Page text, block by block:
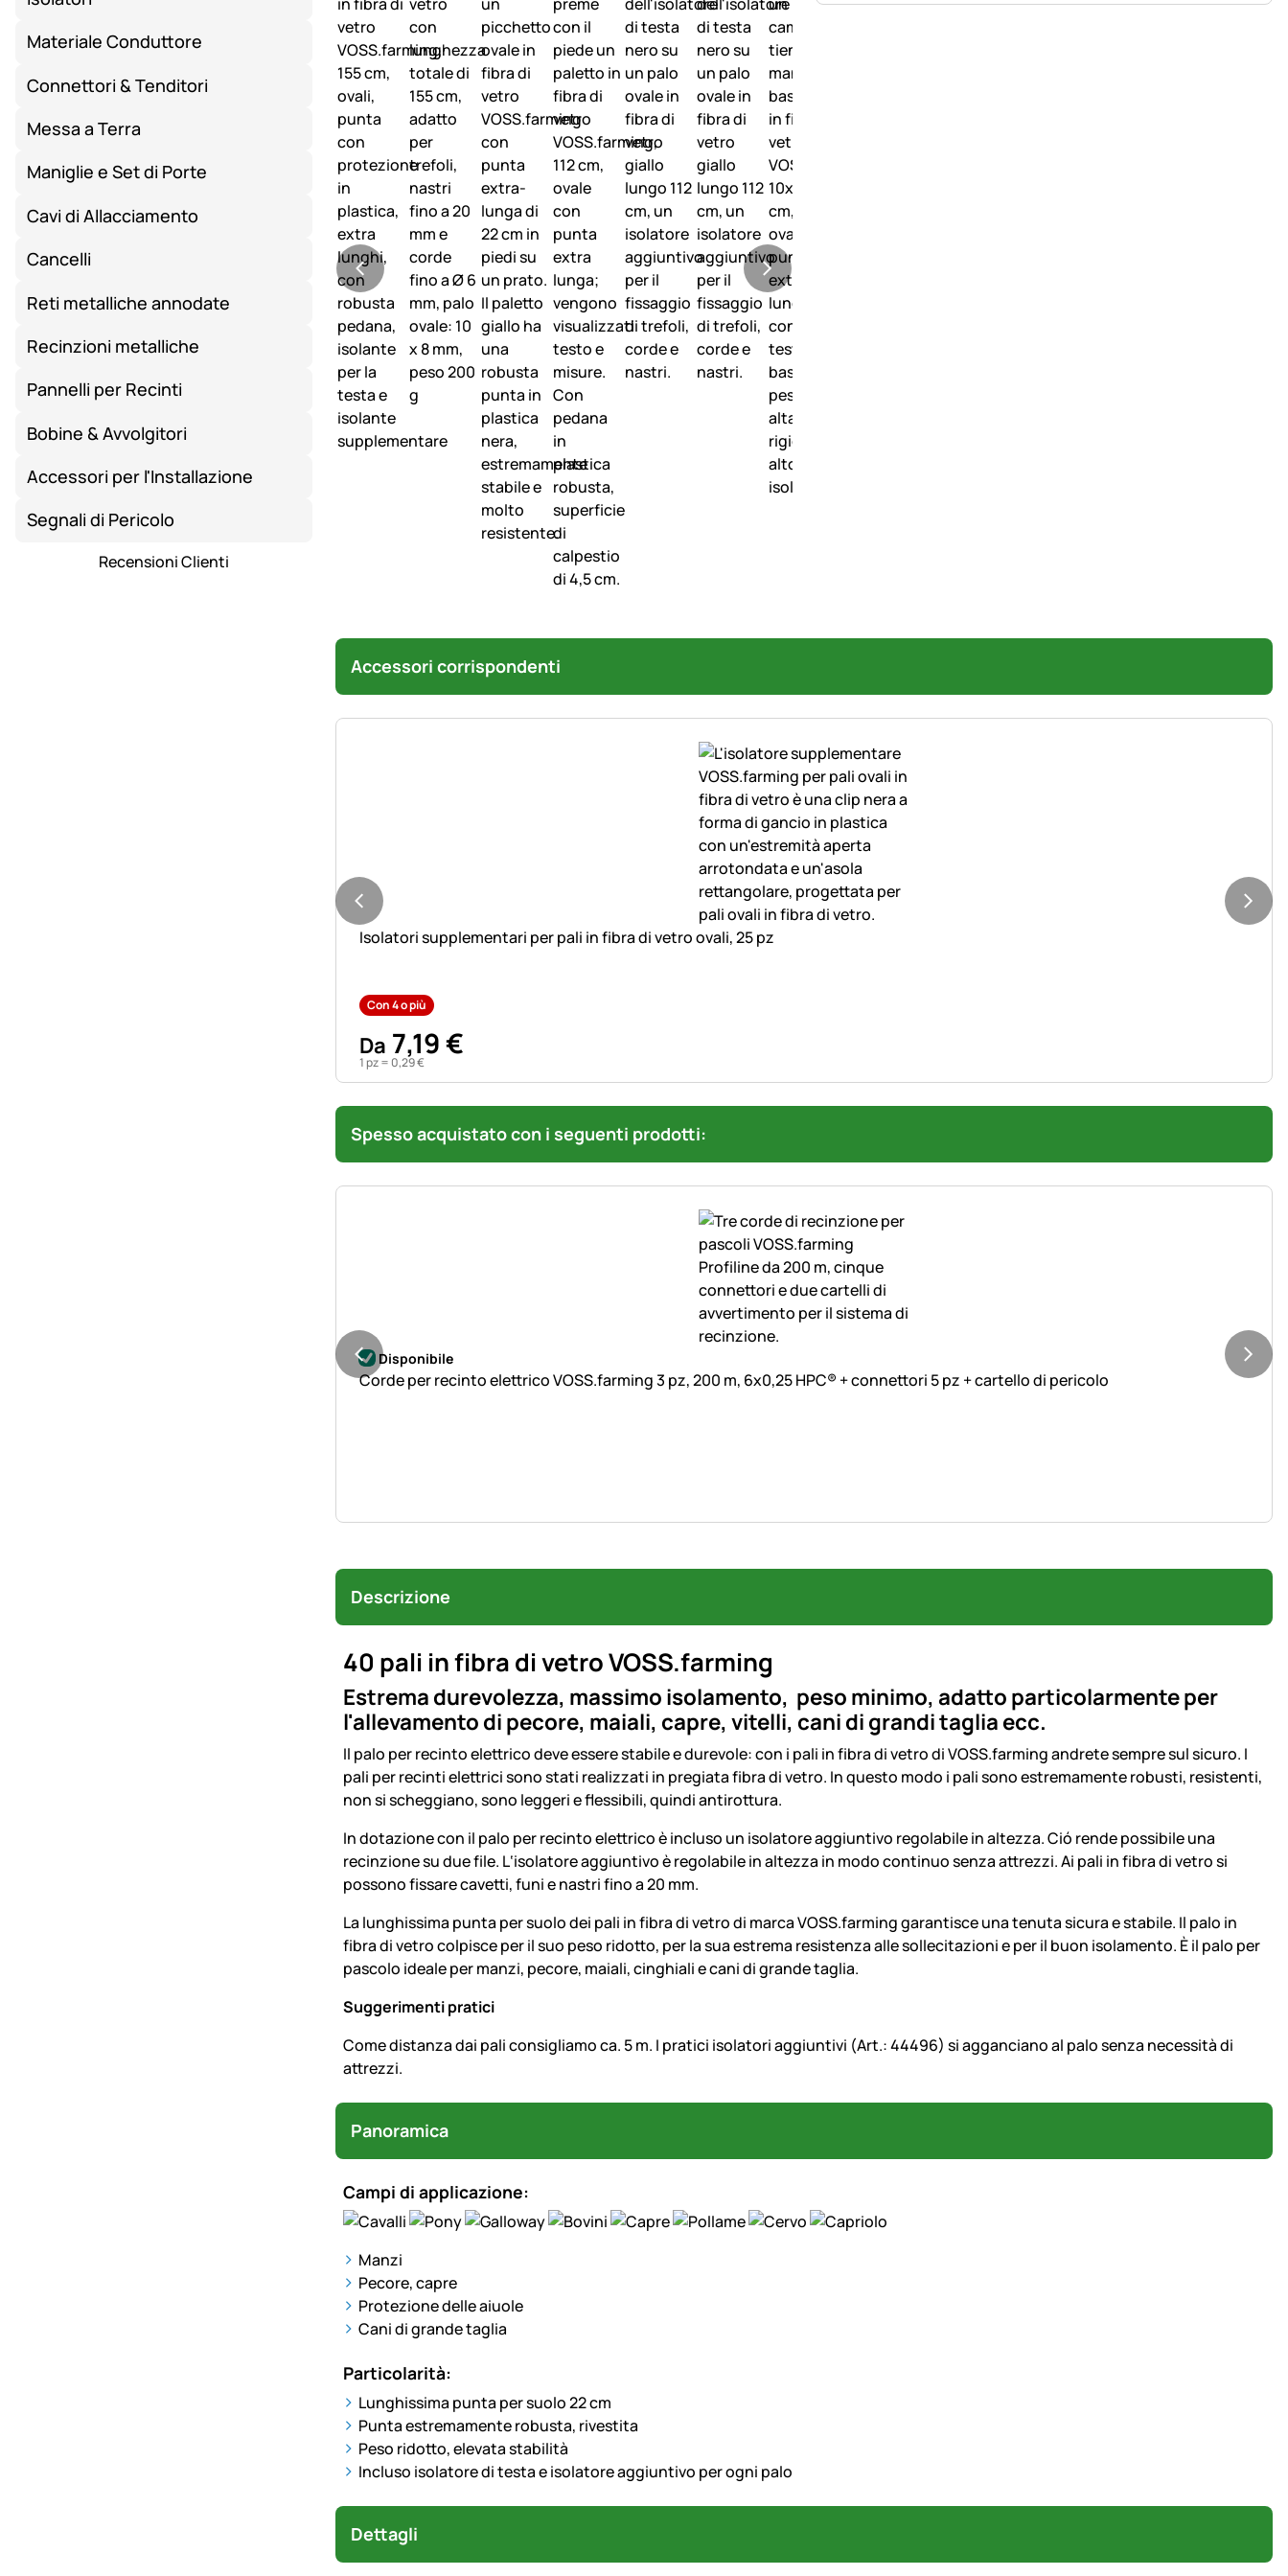
Materiale Conduttore
Connettori & Tenditori
Messa a Terra
Maniglie e Set di Porte
Cavi di Allacciamento
Cancelli
Reti metalliche annodate
Recinzioni metalliche
Pannelli per Recinti
Bobine & Avvolgitori
Accessori per l'Installazione
Segnali di Pericolo
Recensioni Clienti
Accessori corrispondenti
Isolatori supplementari per pali in fibra di vetro ovali, 25 pz
Con 4 o più
Da 7,19€
1 pz = 0,29€
Spesso acquistato con i seguenti prodotti:
Disponibile
Corde per recinto elettrico VOSS.farming 3 pz, 200 m, 6x0,25 HPC® + connettori 5 pz + cartello di pericolo
Descrizione
40 pali in fibra di vetro VOSS.farming
Estrema durevolezza, massimo isolamento, peso minimo, adatto particolarmente per
l'allevamento di pecore, maiali, capre, vitelli, cani di grandi taglia ecc.
Il palo per recinto elettrico deve essere stabile e durevole: con i pali in fibra di vetro di VOSS.farming andrete sempre sul sicuro. I
pali per recinti elettrici sono stati realizzati in pregiata fibra di vetro. In questo modo i pali sono estremamente robusti, resistenti,
non si scheggiano, sono leggeri e flessibili, quindi antirottura.
In dotazione con il palo per recinto elettrico è incluso un isolatore aggiuntivo regolabile in altezza. Ció rende possibile una
recinzione su due file. L‘isolatore aggiuntivo è regolabile in altezza in modo continuo senza attrezzi. Ai pali in fibra di vetro si
possono fissare cavetti, funi e nastri fino a 20 mm.
La lunghissima punta per suolo dei pali in fibra di vetro di marca VOSS.farming garantisce una tenuta sicura e stabile. Il palo in
fibra di vetro colpisce per il suo peso ridotto, per la sua estrema resistenza alle sollecitazioni e per il buon isolamento. È il palo per
pascolo ideale per manzi, pecore, maiali, cinghiali e cani di grande taglia.
Suggerimenti pratici
Come distanza dai pali consigliamo ca. 5 m. I pratici isolatori aggiuntivi (Art.: 44496) si agganciano al palo senza necessità di
attrezzi.
Panoramica
Campi di applicazione:
Manzi
Pecore, capre
Protezione delle aiuole
Cani di grande taglia
Particolarità:
Lunghissima punta per suolo 22 cm
Punta estremamente robusta, rivestita
Peso ridotto, elevata stabilità
Incluso isolatore di testa e isolatore aggiuntivo per ogni palo
Dettagli